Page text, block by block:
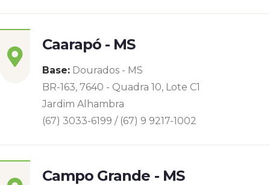
Caarapó - MS
Base: Dourados - MS
BR-163, 7640 - Quadra 10, Lote C1
Jardim Alhambra
(67) 3033-6199 / (67) 9 9217-1002
Campo Grande - MS